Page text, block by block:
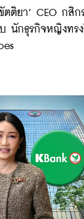
ตติยา’ CEO กสิก
บ นักธุรกิจหญิงทร